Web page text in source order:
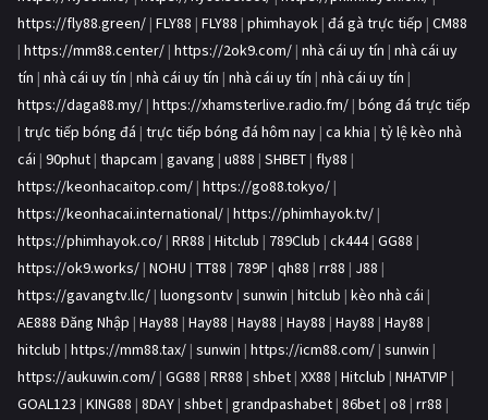
https://fly88.green/ | FLY88 | FLY88 | phimhayok | đá gà trực tiếp | CM88
| https://mm88.center/ | https://2ok9.com/ | nhà cái uy tín | nhà cái uy
tín | nhà cái uy tín | nhà cái uy tín | nhà cái uy tín | nhà cái uy tín |
https://daga88.my/ | https://xhamsterlive.radio.fm/ | bóng đá trực tiếp
| trực tiếp bóng đá | trực tiếp bóng đá hôm nay | ca khia | tỷ lệ kèo nhà
cái | 90phut | thapcam | gavang | u888 | SHBET | fly88 |
https://keonhacaitop.com/ | https://go88.tokyo/ |
https://keonhacai.international/ | https://phimhayok.tv/ |
https://phimhayok.co/ | RR88 | Hitclub | 789Club | ck444| GG88 |
https://ok9.works/ | NOHU | TT88 | 789P | qh88 | rr88 | J88 |
https://gavangtv.llc/ | luongsontv | sunwin | hitclub | kèo nhà cái |
AE888 Đăng Nhập | Hay88 | Hay88 | Hay88 | Hay88 | Hay88 | Hay88 |
hitclub | https://mm88.tax/ | sunwin | https://icm88.com/ | sunwin |
https://aukuwin.com/ | GG88 | RR88 | shbet | XX88 | Hitclub | NHATVIP |
GOAL123 | KING88 | 8DAY | shbet | grandpashabet | 86bet | o8 | rr88 |